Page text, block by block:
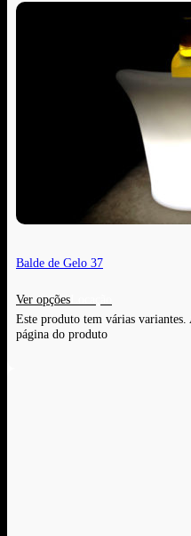
Balde de Gelo 37
Ver opções
Este produto tem várias variantes.
página do produto